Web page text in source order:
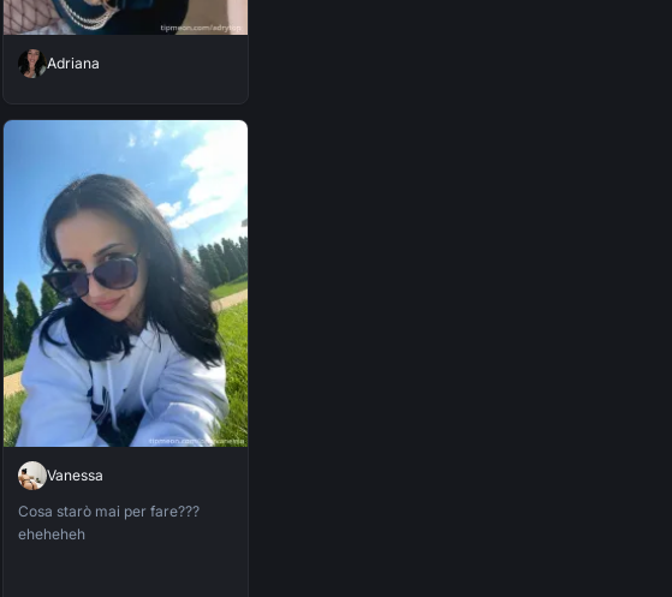
Adriana
Vanessa
Cosa starò mai per fare???
eheheheh